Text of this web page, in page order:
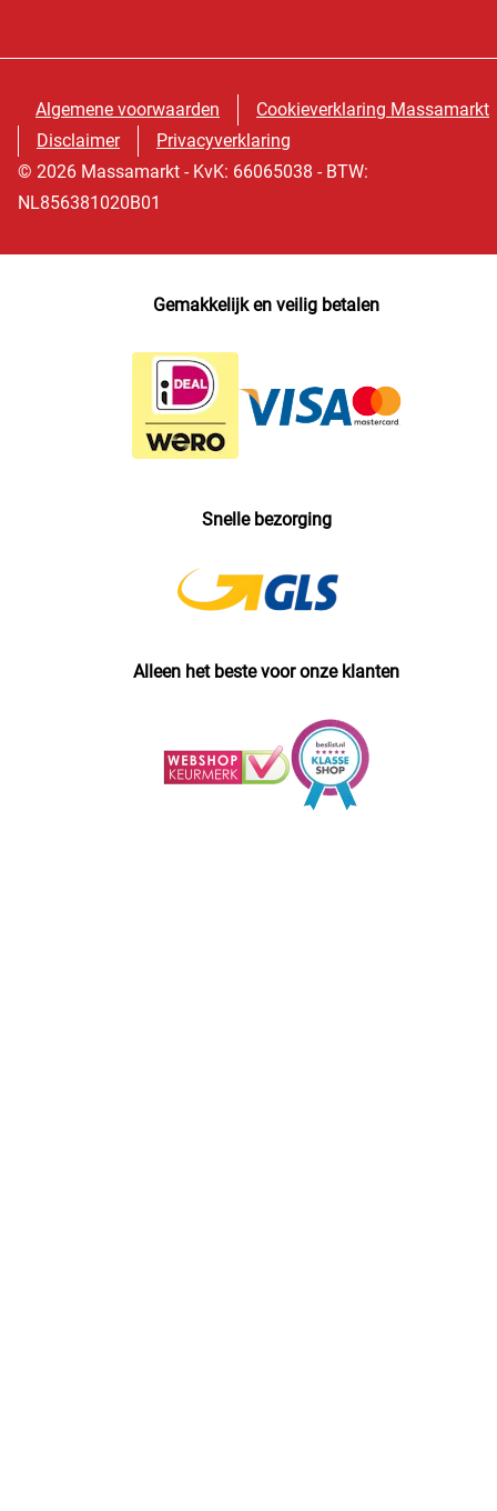
Algemene voorwaarden
Cookieverklaring Massamarkt
Disclaimer
Privacyverklaring
© 2026 Massamarkt - KvK: 66065038 - BTW:
NL856381020B01
Gemakkelijk en veilig betalen
Snelle bezorging
Alleen het beste voor onze klanten